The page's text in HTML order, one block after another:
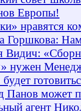
Европы!
нравятся
Горшкова:
Видич:
нужен
Панов может
агент